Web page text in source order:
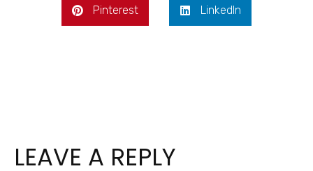
Pinterest LinkedIn
LEAVE A REPLY